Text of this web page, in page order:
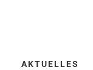
AKTUELLES